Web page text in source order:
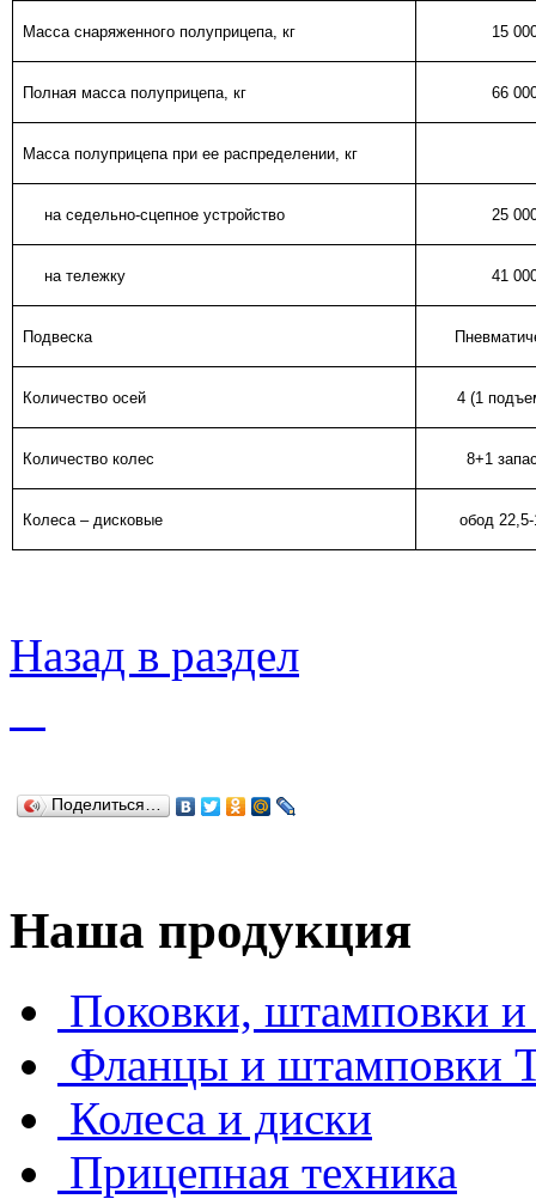
Масса снаряженного полуприцепа, кг 15
Полная масса полуприцепа, кг 66
Масса полуприцепа при ее распределении, кг
на седельно-сцепное устройство 25
на тележку 41
Подвеска
Количество осей 4 (1
Количество колес 8+1
Колеса – дисковые обод 22,5-
Назад в раздел
Поделиться…
Наша продукция
Поковки, штамповки и
Фланцы и штамповки
Колеса и диски
Прицепная техника